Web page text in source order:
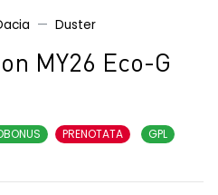
Duster
MY26 Eco-G
PRENOTATA
GPL